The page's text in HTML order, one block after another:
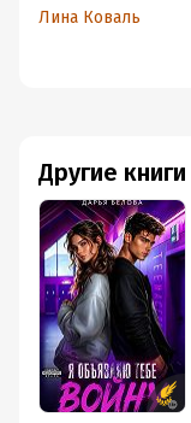
Другие
Лина Коваль